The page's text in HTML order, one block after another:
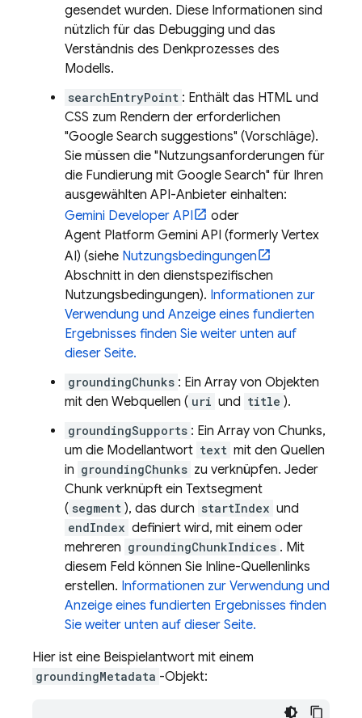
gesendet wurden. Diese Informationen sind
nützlich für das Debugging und das
Verständnis des Denkprozesses des
Modells.
searchEntryPoint : Enthält das HTML und
CSS zum Rendern der erforderlichen
"Google Search suggestions" (Vorschläge).
Sie müssen die "Nutzungsanforderungen für
die Fundierung mit Google Search" für Ihren
ausgewählten API-Anbieter einhalten:
Gemini Developer API
oder
Agent Platform Gemini API (formerly Vertex
AI) (siehe Nutzungsbedingungen
Abschnitt in den dienstspezifischen
Nutzungsbedingungen). Informationen zur
Verwendung und Anzeige eines fundierten
Ergebnisses finden Sie weiter unten auf
dieser Seite.
groundingChunks : Ein Array von Objekten
mit den Webquellen ( uri und title ).
groundingSupports : Ein Array von Chunks,
um die Modellantwort text mit den Quellen
in groundingChunks zu verknüpfen. Jeder
Chunk verknüpft ein Textsegment
( segment ), das durch startIndex und
endIndex definiert wird, mit einem oder
mehreren groundingChunkIndices . Mit
diesem Feld können Sie Inline-Quellenlinks
erstellen. Informationen zur Verwendung und
Anzeige eines fundierten Ergebnisses finden
Sie weiter unten auf dieser Seite.
Hier ist eine Beispielantwort mit einem
groundingMetadata -Objekt: